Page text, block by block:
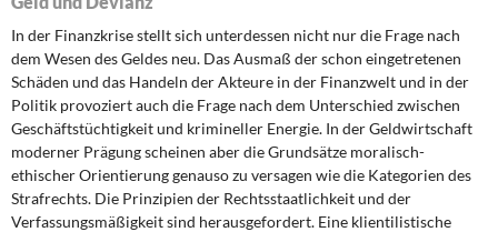
In der Finanzkrise stellt sich unterdessen nicht nur die Frage nach
dem Wesen des Geldes neu. Das Ausmaß der schon eingetretenen
Schäden und das Handeln der Akteure in der Finanzwelt und in der
Politik provoziert auch die Frage nach dem Unterschied zwischen
Geschäftstüchtigkeit und krimineller Energie. In der Geldwirtschaft
moderner Prägung scheinen aber die Grundsätze moralisch-
ethischer Orientierung genauso zu versagen wie die Kategorien des
Strafrechts. Die Prinzipien der Rechtsstaatlichkeit und der
Verfassungsmäßigkeit sind herausgefordert. Eine klientilistische